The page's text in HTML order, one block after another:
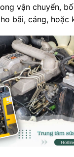
vận chuyển,
bãi, cảng, hoặc